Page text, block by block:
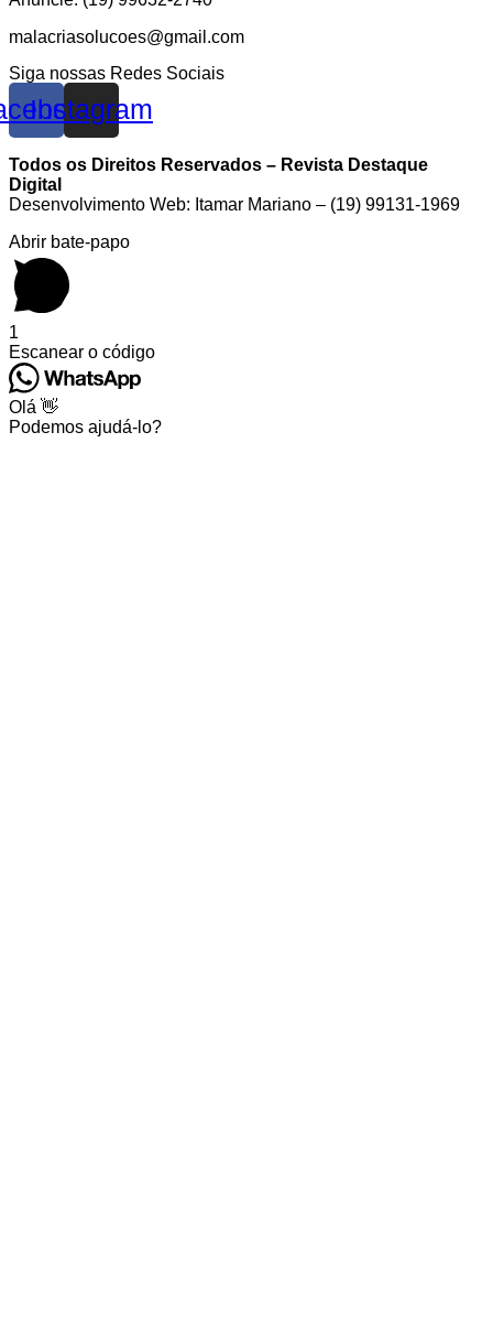
malacriasolucoes@gmail.com
Siga nossas Redes Sociais
Instagram
Todos os Direitos Reservados – Revista Destaque
Digital
Desenvolvimento Web: Itamar Mariano – (19) 99131-1969
Abrir bate-papo
1
Escanear o código
Olá 👋
Podemos ajudá-lo?